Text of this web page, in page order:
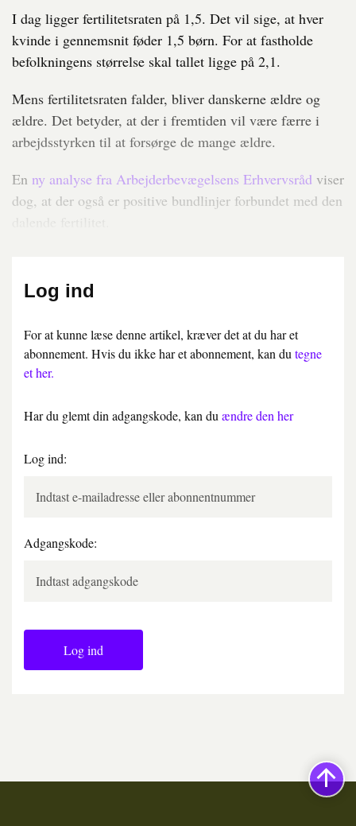
I dag ligger fertilitetsraten på 1,5. Det vil sige, at hver
kvinde i gennemsnit føder 1,5 børn. For at fastholde
befolkningens størrelse skal tallet ligge på 2,1.
Mens fertilitetsraten falder, bliver danskerne ældre og
ældre. Det betyder, at der i fremtiden vil være færre i
arbejdsstyrken til at forsørge de mange ældre.
En ny analyse fra Arbejderbevægelsens Erhvervsråd viser
dog, at der også er positive bundlinjer forbundet med den
Log ind
For at kunne læse denne artikel, kræver det at du har et
abonnement. Hvis du ikke har et abonnement, kan du tegne
et her.
Har du glemt din adgangskode, kan du ændre den her
Log ind:
Adgangskode:
Log ind